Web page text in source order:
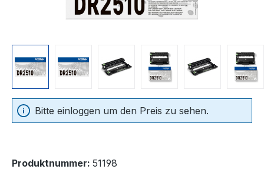
Bitte einloggen um den Preis zu sehen.
Produktnummer: 51198